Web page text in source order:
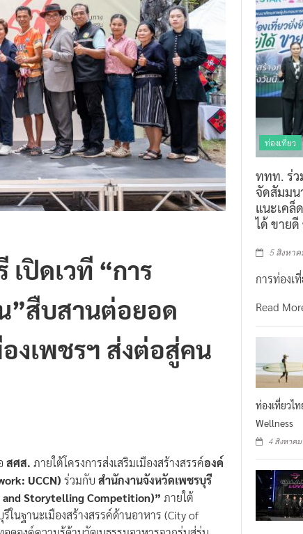
ปิดเวที “การ
”สืบสานต่อยอด
งเพชรฯ ส่งต่อสู่คน
สศส. ภายใต้โครงการส่งเสริมเมืองสร้างสรรค์องค์
UCCN) ร่วมกับ สำนักงานจังหวัดเพชรบุรี
and Storytelling‬ Competition)” ภายใต้
ในฐานะเมืองสร้างสรรค์ด้านอาหาร (City of
ท่องเที่ยว
ททท. ร่ว
จัดสัมมน
แนะเคล็
ได้ ขาย
5 สิงหา
การท่องเ
Read
ท่องเที่ยวไ
Wellness
4 สิงหาคม